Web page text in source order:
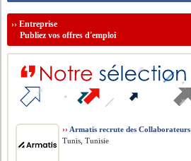
››Entreprise
Publiez vos offres d'emploi
›› Armatis recrute des Collaborateurs
Tunis, Tunisie